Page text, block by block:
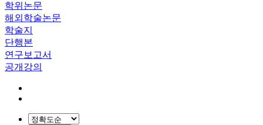
학위논문
해외학술논문
학술지
단행본
연구보고서
공개강의